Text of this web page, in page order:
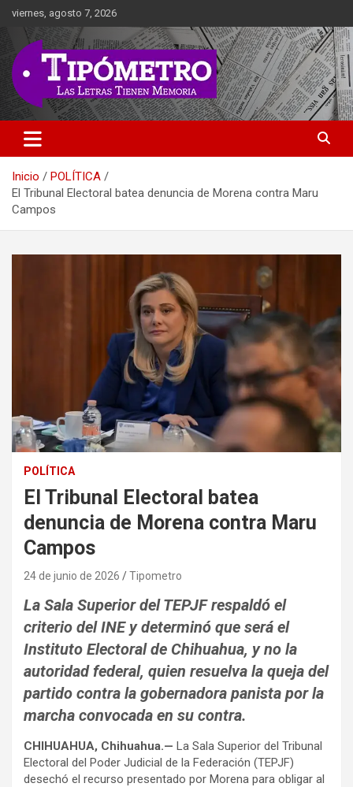
Saltar
contenido
viernes, agosto 7, 2026
Tipometro
Las Letras Tienen Memoria
Inicio
POLÍTICA
El Tribunal Electoral batea denuncia de Morena contra Maru
Campos
POLÍTICA
El Tribunal Electoral batea
denuncia de Morena contra Maru
Campos
24 de junio de 2026 Tipometro
La Sala Superior del TEPJF respaldó el
criterio del INE y determinó que será el
Instituto Electoral de Chihuahua, y no la
autoridad federal, quien resuelva la queja del
partido contra la gobernadora panista por la
marcha convocada en su contra.
CHIHUAHUA, Chihuahua.— La Sala Superior del Tribunal
Electoral del Poder Judicial de la Federación (TEPJF)
desechó el recurso presentado por Morena para obligar al